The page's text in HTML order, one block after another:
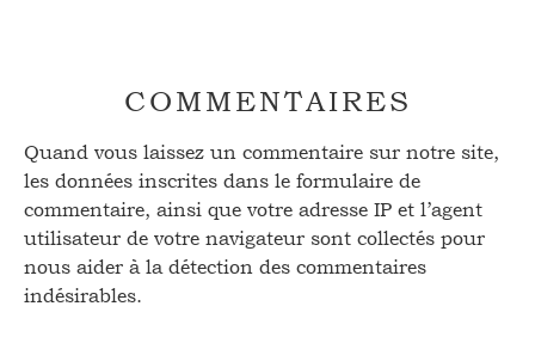
COMMENTAIRES
Quand vous laissez un commentaire sur notre site,
les données inscrites dans le formulaire de
commentaire, ainsi que votre adresse IP et l’agent
utilisateur de votre navigateur sont collectés pour
nous aider à la détection des commentaires
indésirables.